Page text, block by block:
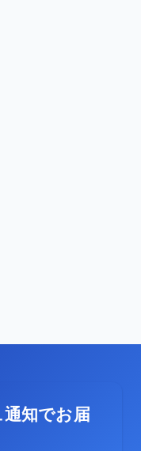
知でお届